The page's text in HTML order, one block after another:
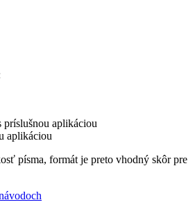
príslušnou aplikáciou
aplikáciou
písma, formát je preto vhodný skôr pre